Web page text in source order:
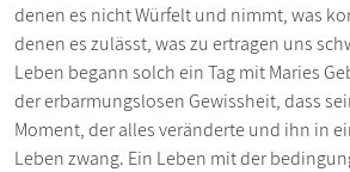
denen es nicht Würfelt und nimmt, was
denen es zulässt, was zu ertragen uns
Leben begann solch ein Tag mit Maries
der erbarmungslosen Gewissheit, dass
Moment, der alles veränderte und ihn in
Leben zwang. Ein Leben mit der